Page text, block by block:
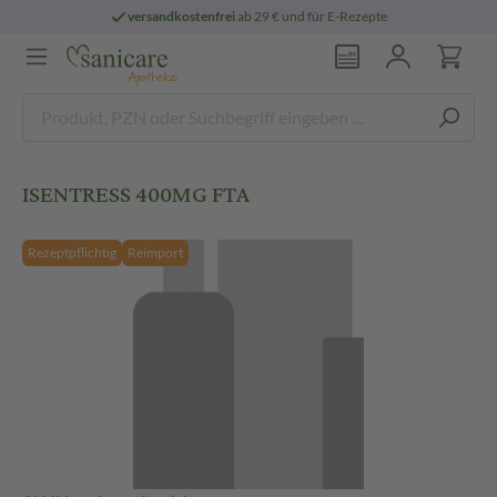
versandkostenfreiab 29 € und für E-Rezepte
ISENTRESS 400MG FTA
Rezeptpflichtig Reimport